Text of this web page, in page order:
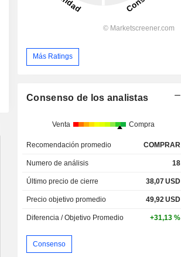
Más Ratings
Consenso de los analistas
Venta Compra
Recomendación promedio COMPRAR
Numero de análisis 18
Último precio de cierre 38,07USD
Precio objetivo promedio 49,92USD
Diferencia / Objetivo Promedio +31,13 %
Consenso